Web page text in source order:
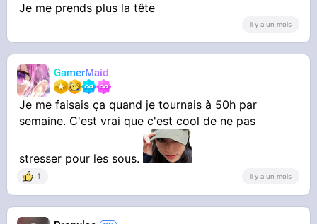
Je me prends plus la tête
il y a un mois
GamerMaid
Je me faisais ça quand je tournais à 50h par
semaine. C'est vrai que c'est cool de ne pas
stresser pour les sous.
1 il y a un mois